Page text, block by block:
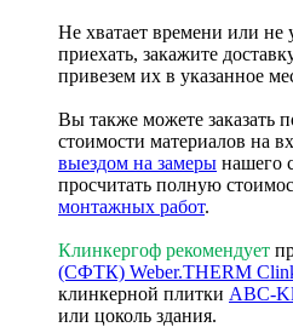
Не хватает времени или не
приехать, закажите
привезем их в указанное
Вы также можете заказать
стоимости материалов на
выездом на замеры нашего
просчитать полную
монтажных работ.
Клинкергоф рекомендует
(СФТК) Weber.THERM
клинкерной плитки ABC-
или цоколь здания.